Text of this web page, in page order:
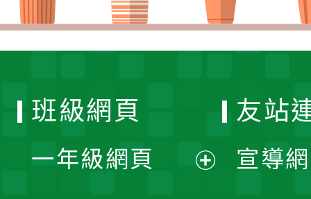
班級網頁
一年級網頁
友站
宣導